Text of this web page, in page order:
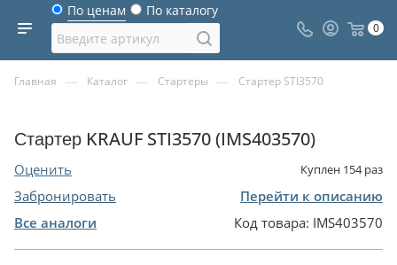
По ценам По каталогу
0
Главная — Каталог — Стартеры — Стартер STI3570
Стартер KRAUF STI3570 (IMS403570)
Оценить Куплен 154раз
Забронировать
Перейти к описанию
Все аналоги
Код товара: IMS403570